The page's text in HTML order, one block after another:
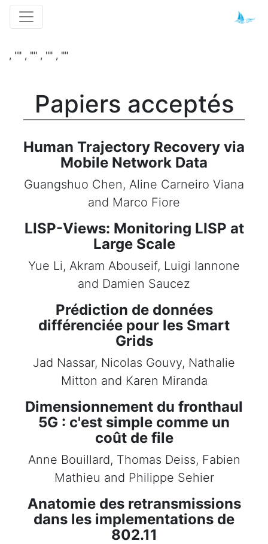
, "" , "" , "" , ""
Papiers acceptés
Human Trajectory Recovery via
Mobile Network Data
Guangshuo Chen, Aline Carneiro Viana
and Marco Fiore
LISP-Views: Monitoring LISP at
Large Scale
Yue Li, Akram Abouseif, Luigi Iannone
and Damien Saucez
Prédiction de données
différenciée pour les Smart
Grids
Jad Nassar, Nicolas Gouvy, Nathalie
Mitton and Karen Miranda
Dimensionnement du fronthaul
5G : c'est simple comme un
coût de file
Anne Bouillard, Thomas Deiss, Fabien
Mathieu and Philippe Sehier
Anatomie des retransmissions
dans les implementations de
802.11